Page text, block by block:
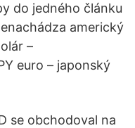
do jedného článku
americký
–
euro – japonský
se obchodoval na